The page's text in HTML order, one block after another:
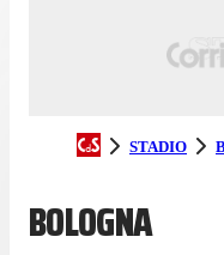
STADIO
BOLOGNA